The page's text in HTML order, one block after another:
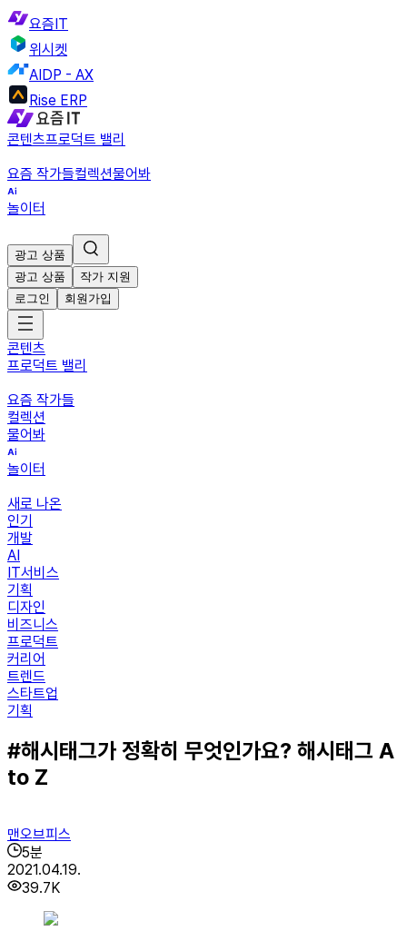
요즘IT
위시켓
AIDP - AX
Rise ERP
콘텐츠프로덕트 밸리
요즘 작가들컬렉션물어봐
놀이터
광고 상품
광고 상품
작가 지원
로그인
회원가입
콘텐츠
프로덕트 밸리
요즘 작가들
컬렉션
물어봐
놀이터
새로 나온
인기
개발
AI
IT서비스
기획
디자인
비즈니스
프로덕트
커리어
트렌드
스타트업
기획
#해시태그가 정확히 무엇인가요? 해시태그 A
to Z
맨오브피스
5분
2021.04.19.
39.7K